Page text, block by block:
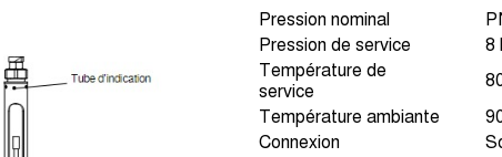
Pression nominal
Pression de service
8
Température de
service
Température ambiante
Connexion